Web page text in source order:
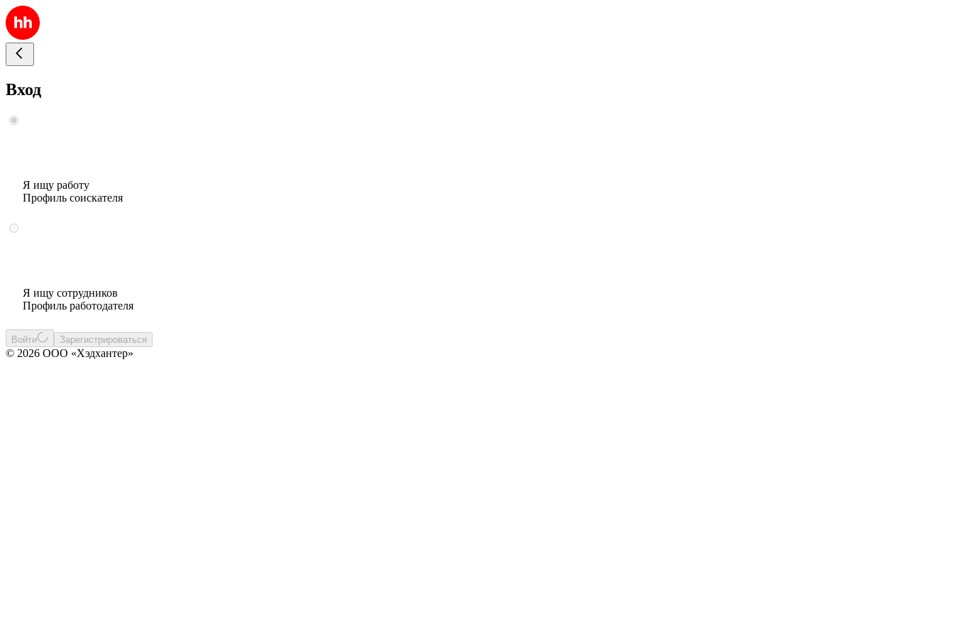
Вход
Я ищу работу
Профиль соискателя
Я ищу сотрудников
Профиль работодателя
Войти Зарегистрироваться
© 2026 ООО «Хэдхантер»